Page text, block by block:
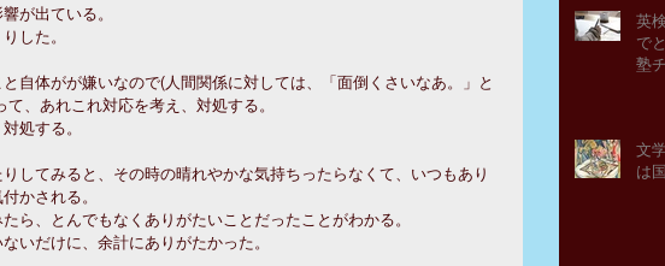
が出ている。
した。
自体がが嫌いなので(人間関係に対しては、「面倒くさいなあ。」と
、あれこれ対応を考え、対処する。
処する。
してみると、その時の晴れやかな気持ちったらなくて、いつもあり
かされる。
ら、とんでもなくありがたいことだったことがわかる。
いだけに、余計にありがたかった。
英
で
塾
文
は